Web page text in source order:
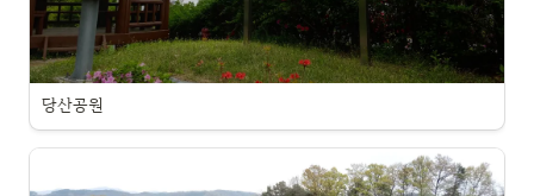
당산공원